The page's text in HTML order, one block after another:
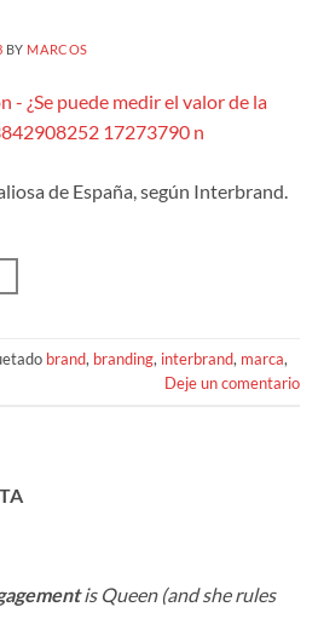
BY MARCOS
de España, según Interbrand.
brand, branding, interbrand, marca,
Deje un comentario
is Queen (and she rules